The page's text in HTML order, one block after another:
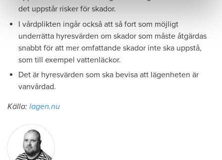
det uppstår risker för skador.
I vårdplikten ingår också att så fort som möjligt
underrätta hyresvärden om skador som måste åtgärdas
snabbt för att mer omfattande skador inte ska uppstå,
som till exempel vattenläckor.
Det är hyresvärden som ska bevisa att lägenheten är
vanvårdad.
Källa: lagen.nu